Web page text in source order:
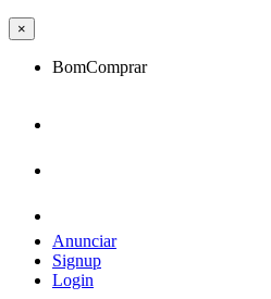
×
BomComprar
Anunciar
Signup
Login